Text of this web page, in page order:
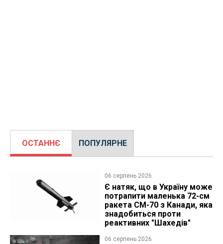
ОСТАННЄ ПОПУЛЯРНЕ
06 серпень 2026
Є натяк, що в Україну може
потрапити маленька 72-см
ракета CM-70 з Канади, яка
знадобиться проти
реактивних "Шахедів"
06 серпень 2026